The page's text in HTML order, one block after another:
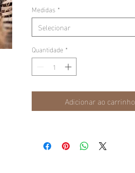
Medidas *
Selecionar
Quantidade *
Adicionar ao carrinho